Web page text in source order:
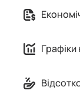
Партнерська